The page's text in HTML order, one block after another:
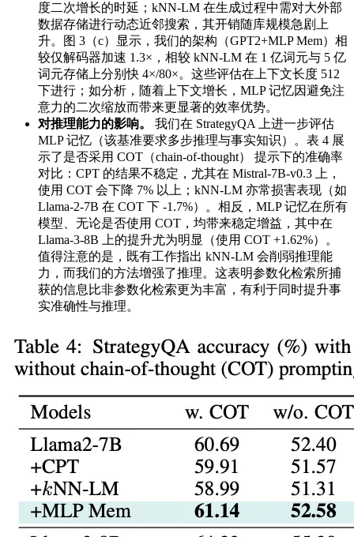
度二次增长的时延；kNN‑LM 在生成过程中需对大外部
数据存储进行动态近邻搜索，其开销随库规模急剧上
升。图 3（c）显示，我们的架构（GPT2+MLP Mem）相
较仅解码器加速 1.3×，相较 kNN‑LM 在 1 亿词元与 5 亿
词元存储上分别快 4×/80×。这些评估在上下文长度 512
下进行；如分析，随着上下文增长，MLP 记忆因避免注
意力的二次缩放而带来更显著的效率优势。
对推理能力的影响。
我们在 StrategyQA 上进一步评估
MLP 记忆（该基准要求多步推理与事实知识）。表 4 展
示了是否采用 COT（chain‑of‑thought） 提示下的准确率
对比：CPT 的结果不稳定，尤其在 Mistral‑7B‑v0.3 上，
使用 COT 会下降 7% 以上；kNN‑LM 亦常损害表现（如
Llama‑2‑7B 在 COT 下 ‑1.7%）。相反，MLP 记忆在所有
模型、无论是否使用 COT，均带来稳定增益，其中在
Llama‑3‑8B 上的提升尤为明显（使用 COT +1.62%）。
值得注意的是，既有工作指出 kNN‑LM 会削弱推理能
力，而我们的方法增强了推理。这表明参数化检索所捕
获的信息比非参数化检索更为丰富，有利于同时提升事
实准确性与推理。